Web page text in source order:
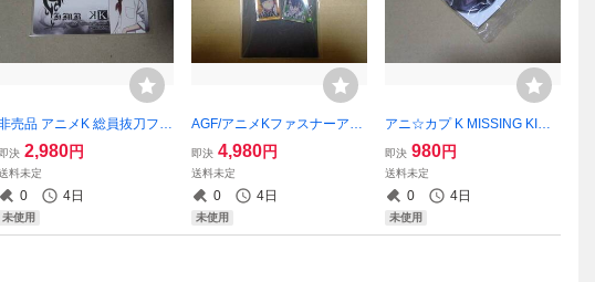
売品 アニメK 総員抜刀フェ
アキャラクターカード 草薙
出雲
即決 2,980円
料未定
0 4日
未使用
AGF/アニメKファスナーアク
セサリーセット/八田美咲&伏
見猿比古
即決 4,980円
送料未定
0 4日
未使用
アニ☆カプ K MISSING KING
S 缶バッジ 缶バッチ 夜刀神
狗朗 クロ
即決 980円
送料未定
0 4日
未使用